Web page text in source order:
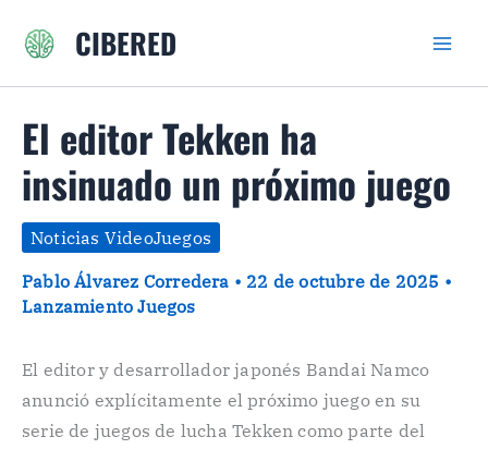
CIBERED
El editor Tekken ha
insinuado un próximo juego
Noticias VideoJuegos
Pablo Álvarez Corredera • 22 de octubre de 2025 •
Lanzamiento Juegos
El editor y desarrollador japonés Bandai Namco
anunció explícitamente el próximo juego en su
serie de juegos de lucha Tekken como parte del